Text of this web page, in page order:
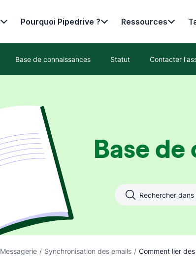
Pourquoi Pipedrive ? Ressources
Base de connaissances Statut Contacter
Base de
Messagerie / Synchronisation des emails / Comment lier